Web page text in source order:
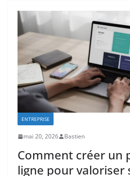
ENTREPRISE
mai 20, 2026 Bastien
Comment créer un
ligne pour valoriser